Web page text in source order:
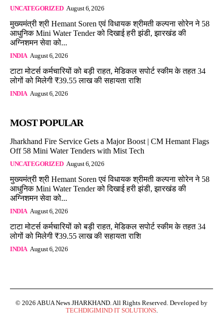
UNCATEGORIZED August 6, 2026
मुख्यमंत्री श्री Hemant Soren एवं विधायक श्रीमती कल्पना सोरेन ने 58
आधुनिक Mini Water Tender को दिखाई हरी झंडी, झारखंड की
अग्निशमन सेवा को...
INDIA August 6, 2026
टाटा मोटर्स कर्मचारियों को बड़ी राहत, मेडिकल सपोर्ट स्कीम के तहत 34
लोगों को मिलेगी ₹39.55 लाख की सहायता राशि
INDIA August 6, 2026
MOST POPULAR
Jharkhand Fire Service Gets a Major Boost | CM Hemant Flags
Off 58 Mini Water Tenders with Mist Tech
UNCATEGORIZED August 6, 2026
मुख्यमंत्री श्री Hemant Soren एवं विधायक श्रीमती कल्पना सोरेन ने 58
आधुनिक Mini Water Tender को दिखाई हरी झंडी, झारखंड की
अग्निशमन सेवा को...
INDIA August 6, 2026
टाटा मोटर्स कर्मचारियों को बड़ी राहत, मेडिकल सपोर्ट स्कीम के तहत 34
लोगों को मिलेगी ₹39.55 लाख की सहायता राशि
INDIA August 6, 2026
© 2026 ABUA News JHARKHAND. All Rights Reserved. Developed by
TECHDIGIMIND IT SOLUTIONS.